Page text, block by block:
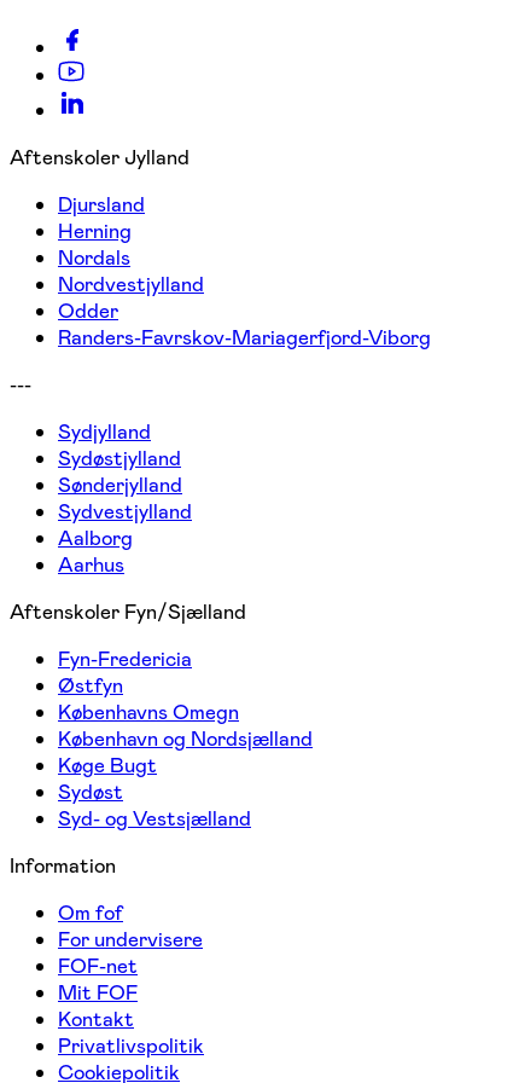
Aftenskoler Jylland
Djursland
Herning
Nordals
Nordvestjylland
Odder
Randers-Favrskov-Mariagerfjord-Viborg
---
Sydjylland
Sydøstjylland
Sønderjylland
Sydvestjylland
Aalborg
Aarhus
Aftenskoler Fyn/Sjælland
Fyn-Fredericia
Østfyn
Københavns Omegn
København og Nordsjælland
Køge Bugt
Sydøst
Syd- og Vestsjælland
Information
Om fof
For undervisere
FOF-net
Mit FOF
Kontakt
Privatlivspolitik
Cookiepolitik